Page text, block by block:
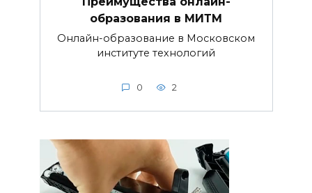
образования в МИТМ
Онлайн-образование в Московском
институте технологий
0 2